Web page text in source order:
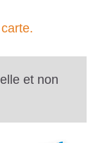
et non